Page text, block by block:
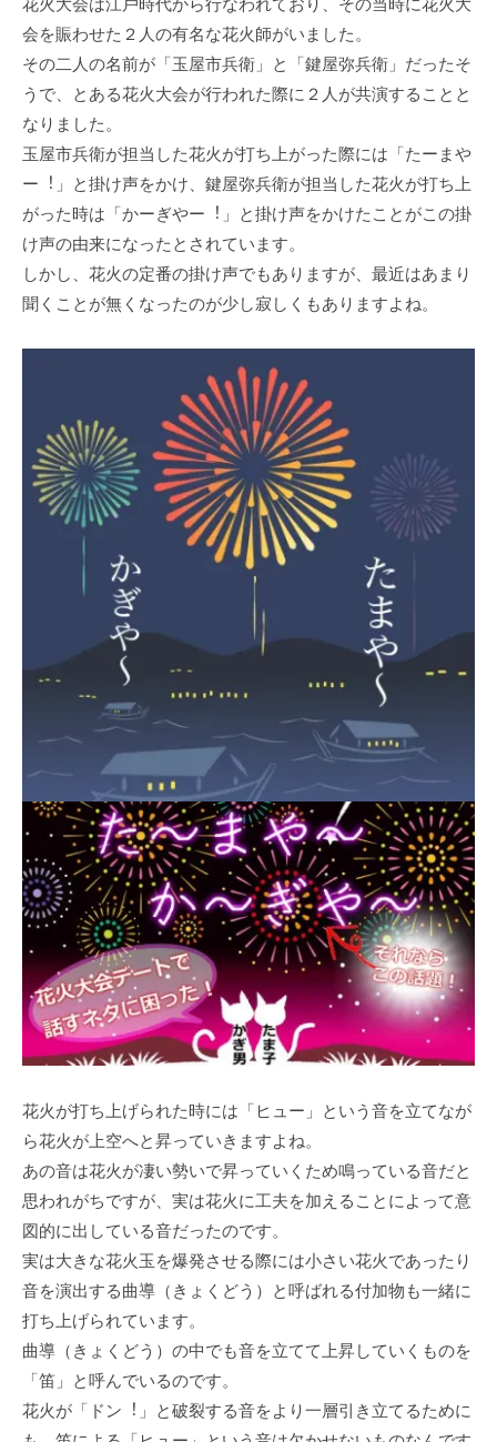
花⽕⼤会は江⼾時代から⾏なわれており、その当時に花⽕⼤
会を賑わせた２⼈の有名な花⽕師がいました。
その⼆⼈の名前が「⽟屋市兵衛」と「鍵屋弥兵衛」だったそ
うで、とある花⽕⼤会が⾏われた際に２⼈が共演することと
なりました。
⽟屋市兵衛が担当した花⽕が打ち上がった際には「たーまや
ー︕」と掛け声をかけ、鍵屋弥兵衛が担当した花⽕が打ち上
がった時は「かーぎやー︕」と掛け声をかけたことがこの掛
け声の由来になったとされています。
しかし、花⽕の定番の掛け声でもありますが、最近はあまり
聞くことが無くなったのが少し寂しくもありますよね。
花⽕が打ち上げられた時には「ヒュー」という⾳を⽴てなが
ら花⽕が上空へと昇っていきますよね。
あの⾳は花⽕が凄い勢いで昇っていくため鳴っている⾳だと
思われがちですが、実は花⽕に⼯夫を加えることによって意
図的に出している⾳だったのです。
実は⼤きな花⽕⽟を爆発させる際には⼩さい花⽕であったり
⾳を演出する曲導（きょくどう）と呼ばれる付加物も⼀緒に
打ち上げられています。
曲導（きょくどう）の中でも⾳を⽴てて上昇していくものを
「笛」と呼んでいるのです。
花⽕が「ドン︕」と破裂する⾳をより⼀層引き⽴てるために